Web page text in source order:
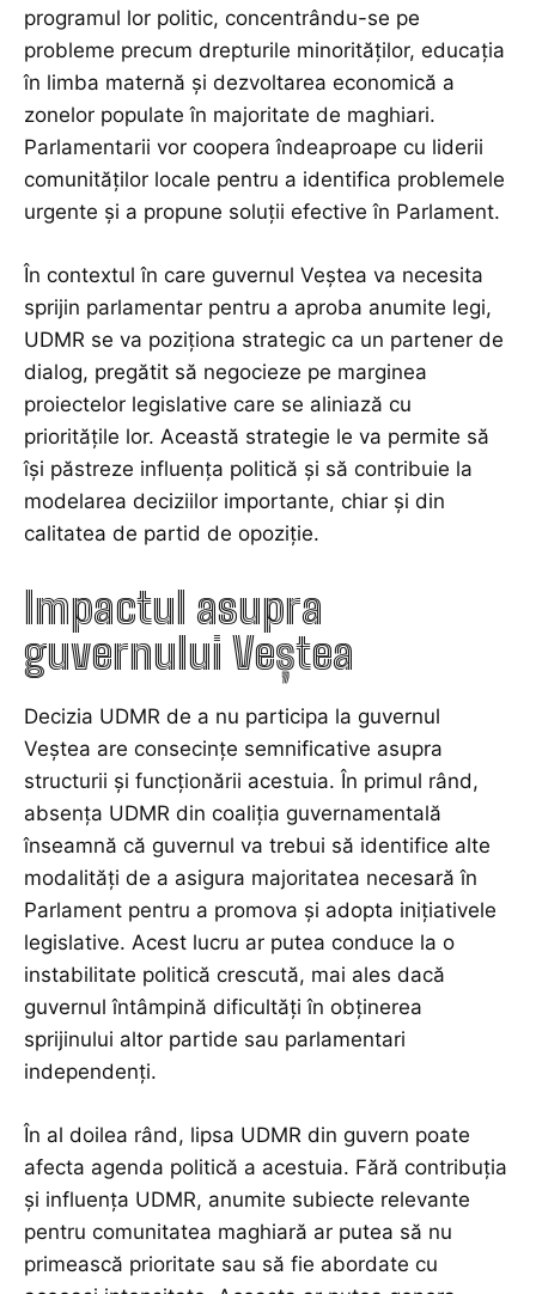
programul lor politic, concentrându-se pe
probleme precum drepturile minorităților, educația
în limba maternă și dezvoltarea economică a
zonelor populate în majoritate de maghiari.
Parlamentarii vor coopera îndeaproape cu liderii
comunităților locale pentru a identifica problemele
urgente și a propune soluții efective în Parlament.
În contextul în care guvernul Veștea va necesita
sprijin parlamentar pentru a aproba anumite legi,
UDMR se va poziționa strategic ca un partener de
dialog, pregătit să negocieze pe marginea
proiectelor legislative care se aliniază cu
prioritățile lor. Această strategie le va permite să
își păstreze influența politică și să contribuie la
modelarea deciziilor importante, chiar și din
calitatea de partid de opoziție.
Impactul asupra
guvernului Veștea
Decizia UDMR de a nu participa la guvernul
Veștea are consecințe semnificative asupra
structurii și funcționării acestuia. În primul rând,
absența UDMR din coaliția guvernamentală
înseamnă că guvernul va trebui să identifice alte
modalități de a asigura majoritatea necesară în
Parlament pentru a promova și adopta inițiativele
legislative. Acest lucru ar putea conduce la o
instabilitate politică crescută, mai ales dacă
guvernul întâmpină dificultăți în obținerea
sprijinului altor partide sau parlamentari
independenți.
În al doilea rând, lipsa UDMR din guvern poate
afecta agenda politică a acestuia. Fără contribuția
și influența UDMR, anumite subiecte relevante
pentru comunitatea maghiară ar putea să nu
primească prioritate sau să fie abordate cu